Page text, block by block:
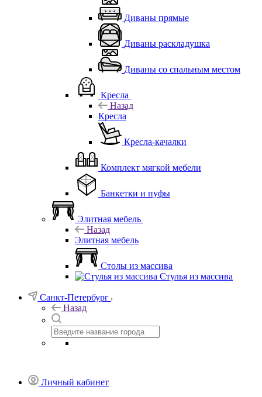
Диваны прямые
Диваны раскладушка
Диваны со спальным местом
Кресла
Назад
Кресла
Кресла-качалки
Комплект мягкой мебели
Банкетки и пуфы
Элитная мебель
Назад
Элитная мебель
Столы из массива
Стулья из массива
Санкт-Петербург
Назад
Личный кабинет